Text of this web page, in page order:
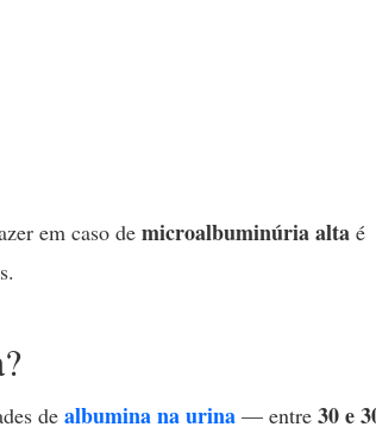
em caso de microalbuminúria alta é
de albuminana urina — entre 30 e